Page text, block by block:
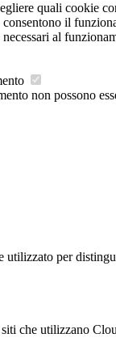
quali cookie
il
al
non possono
utilizzato per
che utilizzano